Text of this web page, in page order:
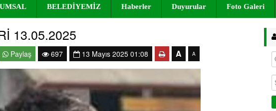
BELEDİYEMİZ Haberler Duyurular Foto Galeri
13.05.2025
Paylaş 697 13 Mayıs 2025 01:08 A A